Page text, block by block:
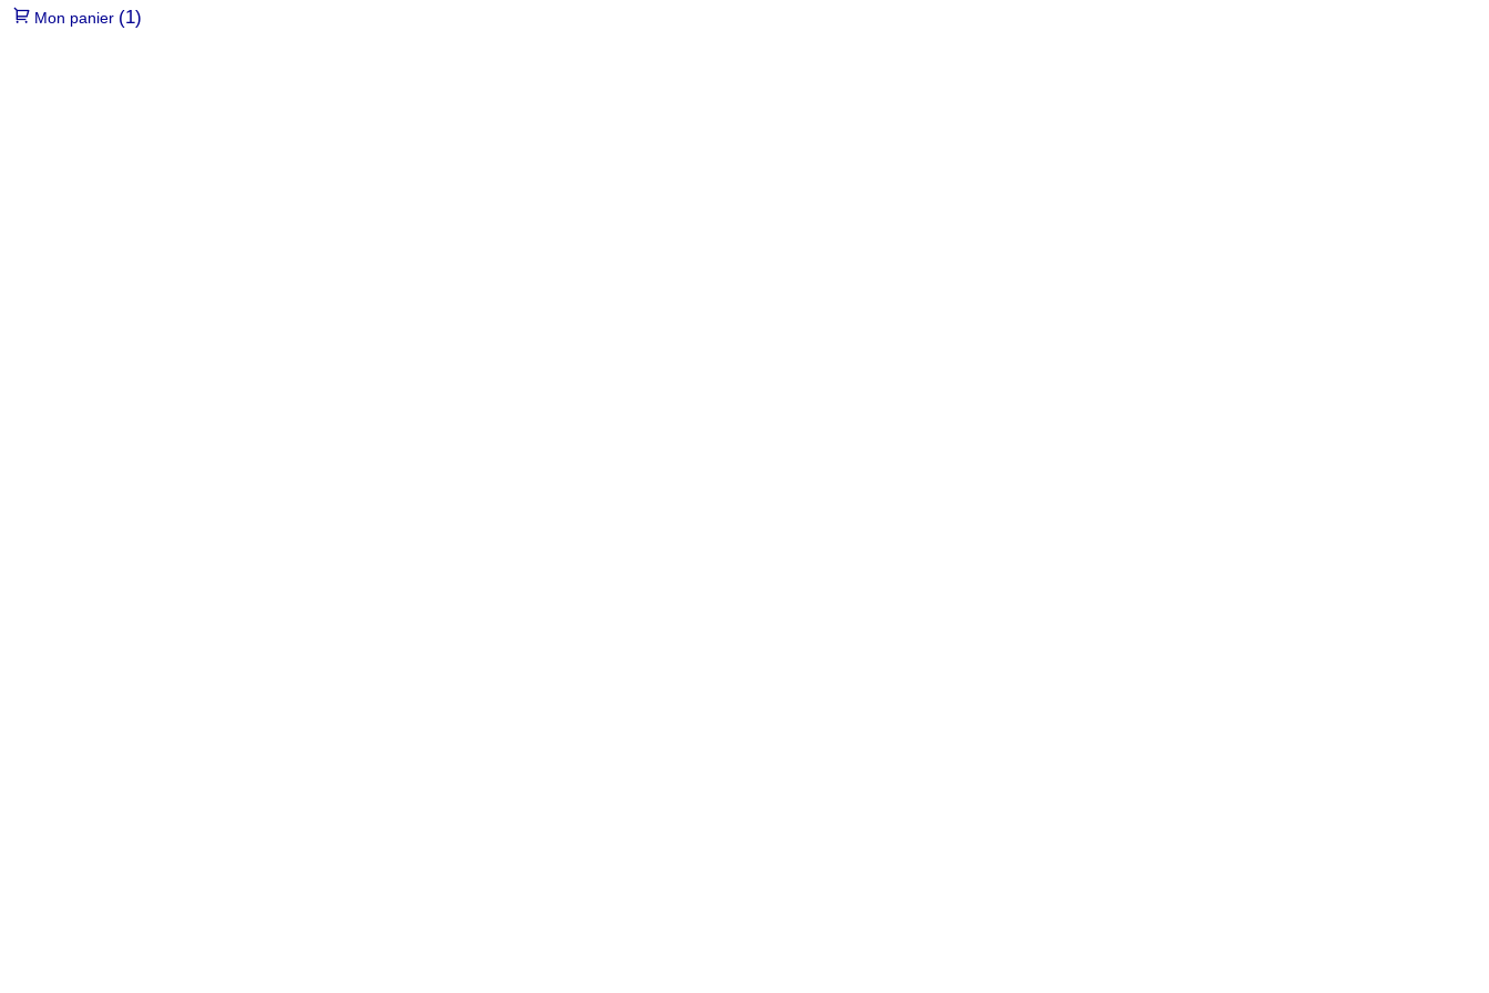
Mon panier (1)